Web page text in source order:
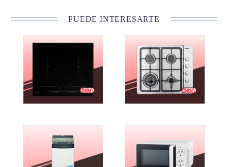
PUEDE INTERESARTE